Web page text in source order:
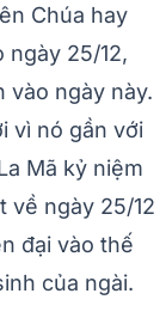
Chúa hay
ngày 25/12,
vào ngày này.
vì nó gần với
Mã kỷ niệm
về ngày 25/12
đại vào thế
của ngài.